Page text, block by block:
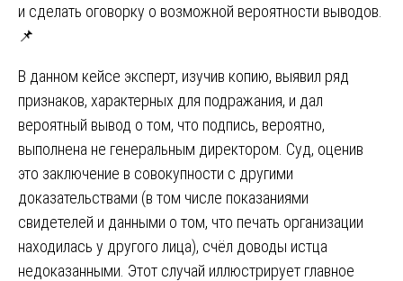
и сделать оговорку о возможной вероятности выводов.
📌
В данном кейсе эксперт, изучив копию, выявил ряд
признаков, характерных для подражания, и дал
вероятный вывод о том, что подпись, вероятно,
выполнена не генеральным директором. Суд, оценив
это заключение в совокупности с другими
доказательствами (в том числе показаниями
свидетелей и данными о том, что печать организации
находилась у другого лица), счёл доводы истца
недоказанными. Этот случай иллюстрирует главное